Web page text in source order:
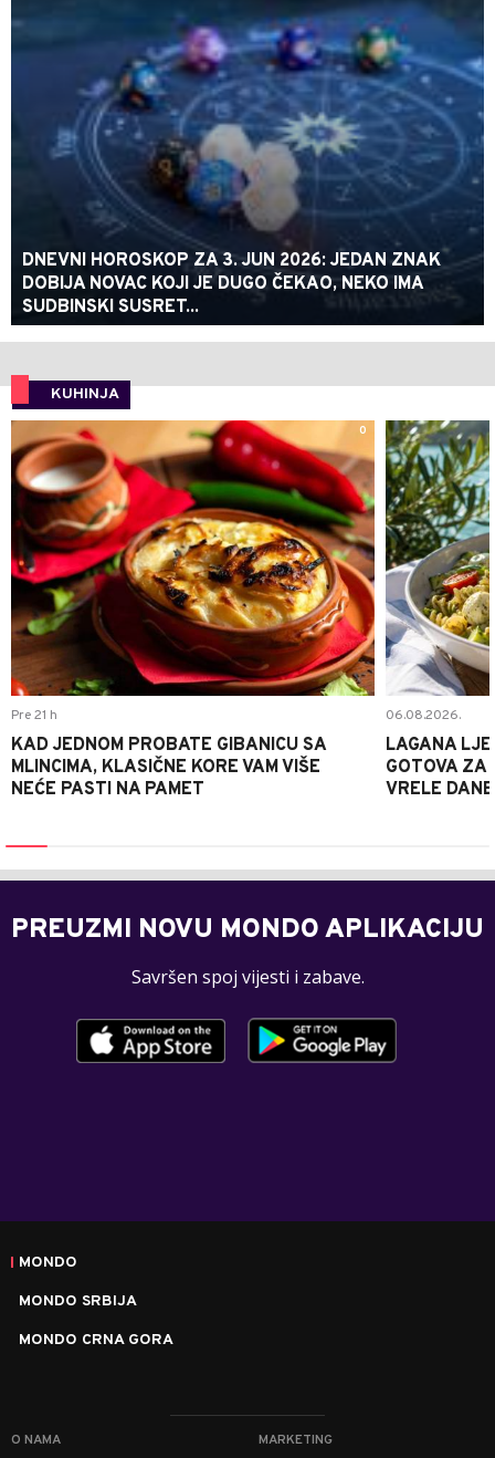
DNEVNI HOROSKOP ZA 3. JUN 2026: JEDAN ZNAK
DOBIJA NOVAC KOJI JE DUGO ČEKAO, NEKO IMA
SUDBINSKI SUSRET...
KUHINJA
0
Pre 21 h
KAD JEDNOM PROBATE GIBANICU SA
MLINCIMA, KLASIČNE KORE VAM VIŠE
NEĆE PASTI NA PAMET
06.08.2026.
LAGANA
GOTOVA ZA
VRELE DANE
PREUZMI NOVU MONDO APLIKACIJU
Savršen spoj vijesti i zabave.
MONDO
MONDO SRBIJA
MONDO CRNA GORA
O NAMA MARKETING